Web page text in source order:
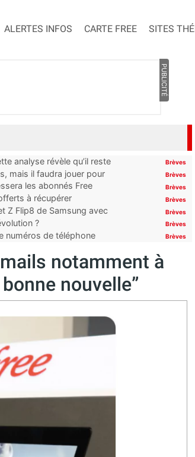
ALERTES INFOS CARTE FREE SITES
PUBLICITÉ
analyse révèle qu’il reste
Brèves
mais il faudra jouer pour
Brèves
les abonnés Free
Brèves
à récupérer Brèves
Z Flip8 de Samsung avec
Brèves
? Brèves
numéros de téléphone
Brèves
notamment à
nouvelle”